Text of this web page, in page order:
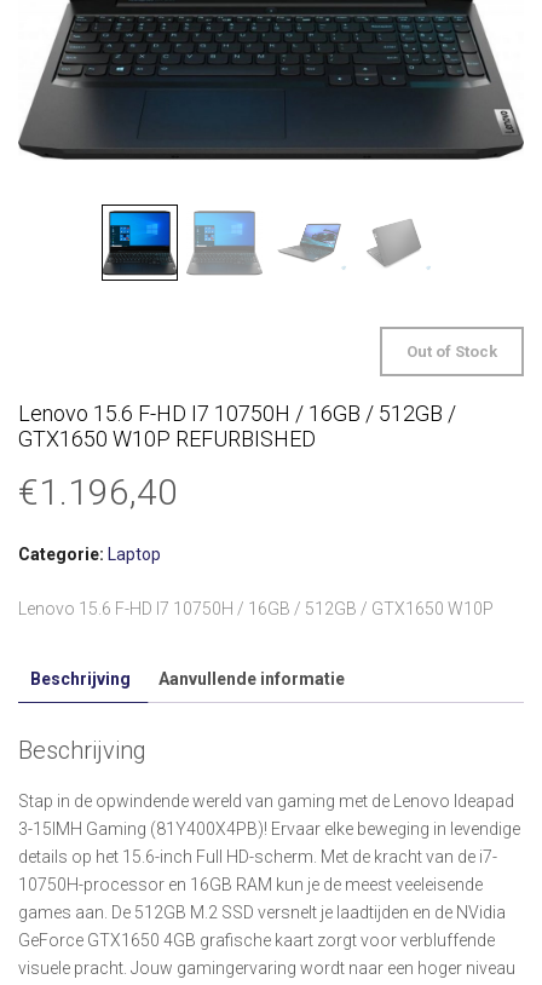
Out of Stock
Lenovo 15.6 F-HD I7 10750H / 16GB / 512GB /
GTX1650 W10P REFURBISHED
€1.196,40
Categorie: Laptop
Lenovo 15.6 F-HD I7 10750H / 16GB / 512GB / GTX1650 W10P
Beschrijving Aanvullende informatie
Beschrijving
Stap in de opwindende wereld van gaming met de Lenovo Ideapad
3-15IMH Gaming (81Y400X4PB)! Ervaar elke beweging in levendige
details op het 15.6-inch Full HD-scherm. Met de kracht van de i7-
10750H-processor en 16GB RAM kun je de meest veeleisende
games aan. De 512GB M.2 SSD versnelt je laadtijden en de NVidia
GeForce GTX1650 4GB grafische kaart zorgt voor verbluffende
visuele pracht. Jouw gamingervaring wordt naar een hoger niveau